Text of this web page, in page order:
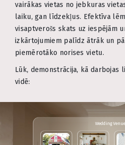
vairākas vietas no jebkuras
laiku, gan līdzekļus. Efektīva
visaptverošs skats uz iespējām
izkārtojumiem palīdz ātrāk un
piemērotāko norises vietu.
Lūk, demonstrācija, kā darbojas
vidē:
Wedding